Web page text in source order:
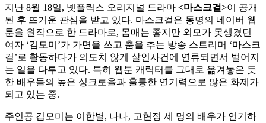
지난 8월 18일, 넷플릭스 오리지널 드라마 <마스크걸>이 공개
된 후 뜨거운 관심을 받고 있다. 마스크걸은 동명의 네이버 웹
툰을 원작으로 한 드라마로, 몸매는 좋지만 외모가 못생겼던
여자 ‘김모미’가 가면을 쓰고 춤을 추는 방송 스트리머 ‘마스크
걸’로 활동하다가 의도치 않게 살인사건에 연류되면서 벌어지
는 일을 다루고 있다. 특히 웹툰 캐릭터를 그대로 옮겨놓은 듯
한 배우들의 높은 싱크로율과 훌륭한 연기력으로 많은 화제가
되고 있는 중.
주인공 김모미는 이한별, 나나, 고현정 세 명의 배우가 연기하